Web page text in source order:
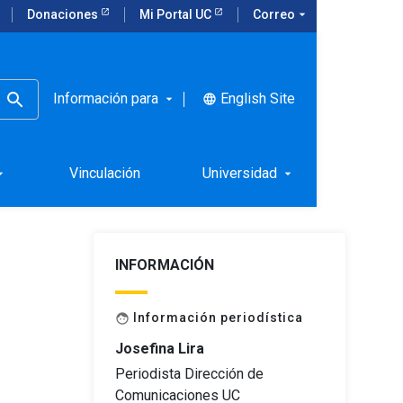
Donaciones Mi Portal UC Correo arrow_drop_down
Información para arrow_drop_down language English Site
Vinculación Universidad arrow_drop_down
INFORMACIÓN
face Información periodística
Josefina Lira
Periodista Dirección de
Comunicaciones UC